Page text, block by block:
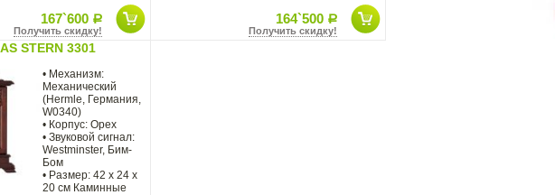
167`600 Р
Получить скидку!
164`500 Р
Получить скидку!
STERN 3301
• Механизм:
Механический
(Hermle, Германия,
W0340)
• Корпус: Орех
• Звуковой сигнал:
Westminster, Бим-
Бом
• Размер: 42 х 24 х
20 см Каминные